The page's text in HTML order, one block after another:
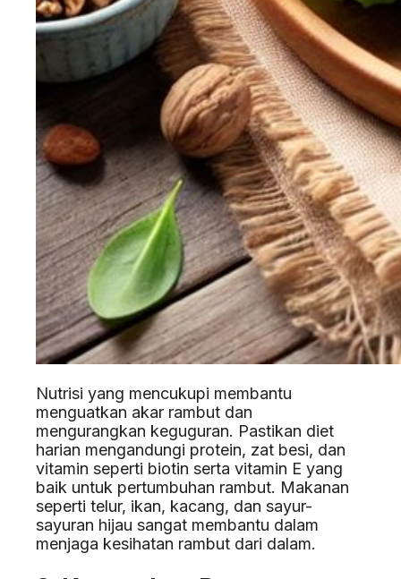
Nutrisi yang mencukupi membantu
menguatkan akar rambut dan
mengurangkan keguguran. Pastikan diet
harian mengandungi protein, zat besi, dan
vitamin seperti biotin serta vitamin E yang
baik untuk pertumbuhan rambut. Makanan
seperti telur, ikan, kacang, dan sayur-
sayuran hijau sangat membantu dalam
menjaga kesihatan rambut dari dalam.